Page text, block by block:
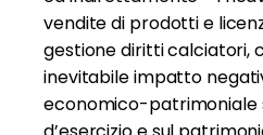
vendite di prodotti e
gestione diritti calciatori,
inevitabile impatto
economico-patrimoniale